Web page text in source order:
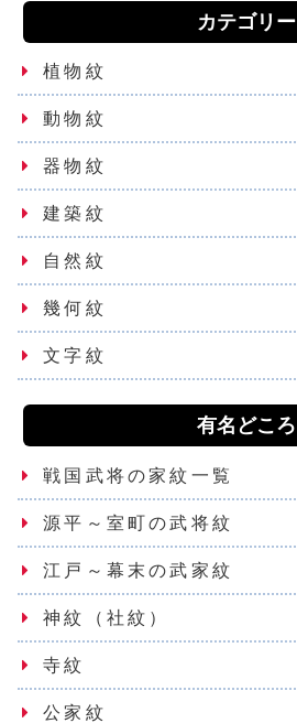
カテゴリー
植物紋
動物紋
器物紋
建築紋
自然紋
幾何紋
文字紋
有名どころ
戦国武将の家紋一覧
源平～室町の武将紋
江戸～幕末の武家紋
神紋（社紋）
寺紋
公家紋